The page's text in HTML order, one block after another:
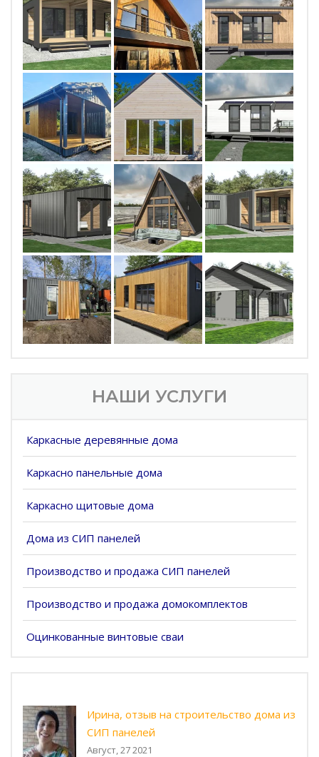
НАШИ УСЛУГИ
Каркасные деревянные дома
Каркасно панельные дома
Каркасно щитовые дома
Дома из СИП панелей
Производство и продажа СИП панелей
Производство и продажа домокомплектов
Оцинкованные винтовые сваи
Ирина, отзыв на строительство дома из
СИП панелей
Август, 27 2021